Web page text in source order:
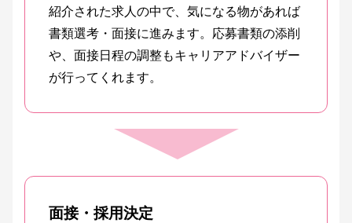
紹介された求人の中で、気になる物があれば
書類選考・面接に進みます。応募書類の添削
や、面接日程の調整もキャリアアドバイザー
が行ってくれます。
面接・採用決定